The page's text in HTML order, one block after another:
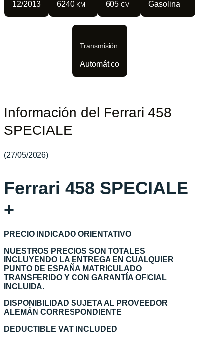
12/2013 6240 KM 605 CV Gasolina
Transmisión
Automático
Información del Ferrari 458
SPECIALE
(27/05/2026)
Ferrari 458 SPECIALE
+
PRECIO INDICADO ORIENTATIVO
NUESTROS PRECIOS SON TOTALES
INCLUYENDO LA ENTREGA EN CUALQUIER
PUNTO DE ESPAÑA MATRICULADO
TRANSFERIDO Y CON GARANTÍA OFICIAL
INCLUIDA.
DISPONIBILIDAD SUJETA AL PROVEEDOR
ALEMÁN CORRESPONDIENTE
DEDUCTIBLE VAT INCLUDED